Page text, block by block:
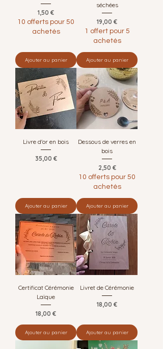
Prix
1,50 €
10 offerts pour 50
achetés
Ajouter au panier
séchées
Prix
19,00 €
1 offert pour 5
achetés
Ajouter au panier
Livre d'or en bois
Prix
35,00 €
Ajouter au panier
Dessous de verres en
bois
Prix
2,50 €
10 offerts pour 50
achetés
Ajouter au panier
Certificat Cérémonie
Laïque
Prix
18,00 €
Ajouter au panier
Livret de Cérémonie
Prix
18,00 €
Ajouter au panier